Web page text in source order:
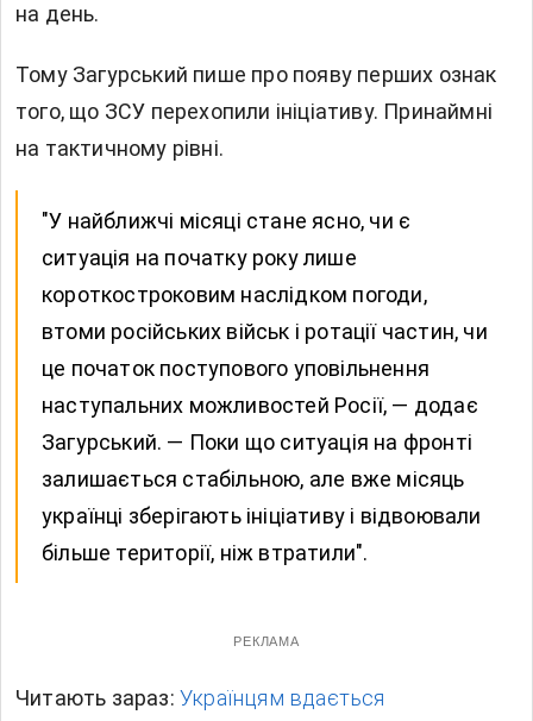
на день.
Тому Загурський пише про появу перших ознак
того, що ЗСУ перехопили ініціативу. Принаймні
на тактичному рівні.
"У найближчі місяці стане ясно, чи є
ситуація на початку року лише
короткостроковим наслідком погоди,
втоми російських військ і ротації частин, чи
це початок поступового уповільнення
наступальних можливостей Росії, — додає
Загурський. — Поки що ситуація на фронті
залишається стабільною, але вже місяць
українці зберігають ініціативу і відвоювали
більше території, ніж втратили".
РЕКЛАМА
Читають зараз: Українцям вдається